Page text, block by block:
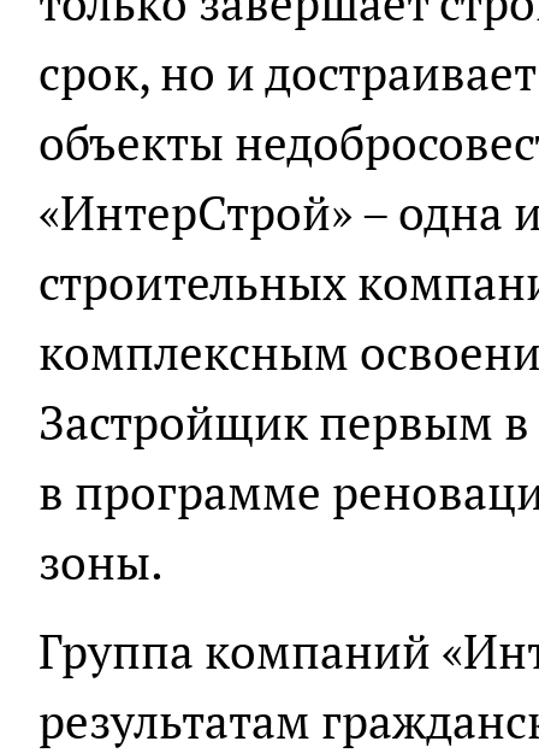
срок, но и
объекты
«ИнтерСтрой» – одна
строительных
комплексным
Застройщик первым в
в программе
зоны.
Группа компаний
результатам